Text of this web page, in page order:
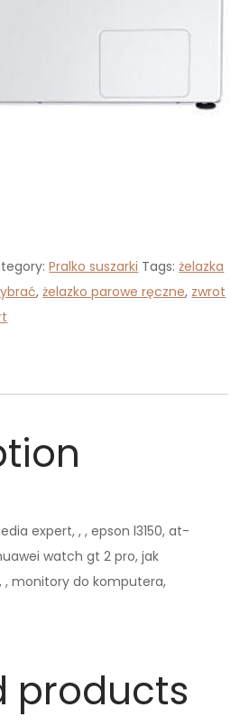
Pralko suszarki Tags:żelazka
,żelazko parowe ręczne, zwrot
expert, , , epson l3150, at-
watch gt 2 pro, jak
, monitory do komputera,
products